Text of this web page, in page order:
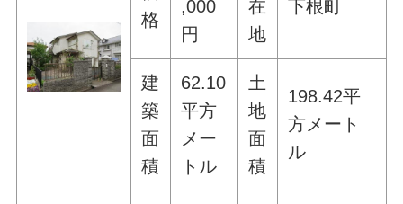
格
,000
円
在
地
下根町
建
築
面
積
62.10
平方
メー
トル
土
地
面
積
198.42平
方メート
ル